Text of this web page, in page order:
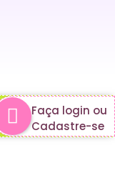
Faça login ou
Cadastre-se